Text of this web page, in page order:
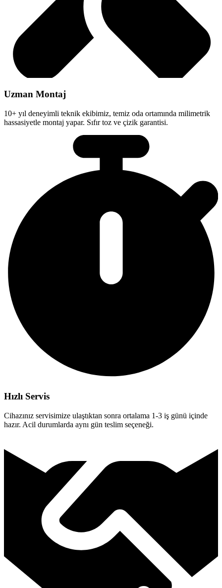
Uzman Montaj
10+ yıl deneyimli teknik ekibimiz, temiz oda ortamında milimetrik
hassasiyetle montaj yapar. Sıfır toz ve çizik garantisi.
Hızlı Servis
Cihazınız servisimize ulaştıktan sonra ortalama 1-3 iş günü içinde
hazır. Acil durumlarda aynı gün teslim seçeneği.